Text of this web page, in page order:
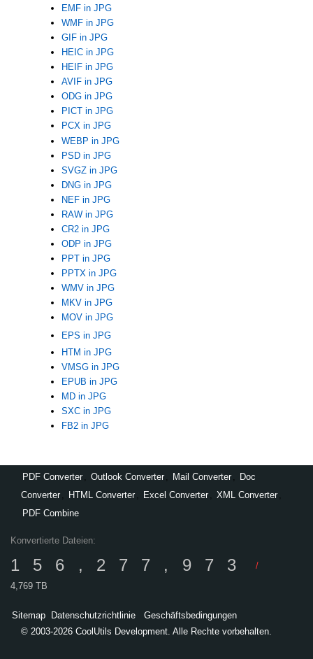
EMF in JPG
WMF in JPG
GIF in JPG
HEIC in JPG
HEIF in JPG
AVIF in JPG
ODG in JPG
PICT in JPG
PCX in JPG
WEBP in JPG
PSD in JPG
SVGZ in JPG
DNG in JPG
NEF in JPG
RAW in JPG
CR2 in JPG
ODP in JPG
PPT in JPG
PPTX in JPG
WMV in JPG
MKV in JPG
MOV in JPG
EPS in JPG
HTM in JPG
VMSG in JPG
EPUB in JPG
MD in JPG
SXC in JPG
FB2 in JPG
PDF Converter , Outlook Converter , Mail Converter ,
Doc
Converter , HTML Converter , Excel Converter , XML Converter ,
PDF Combine
Konvertierte Dateien:
156,277,973
/
4,769 TB
Sitemap Datenschutzrichtlinie
Geschäftsbedingungen
© 2003-2026 CoolUtils Development. Alle Rechte vorbehalten.